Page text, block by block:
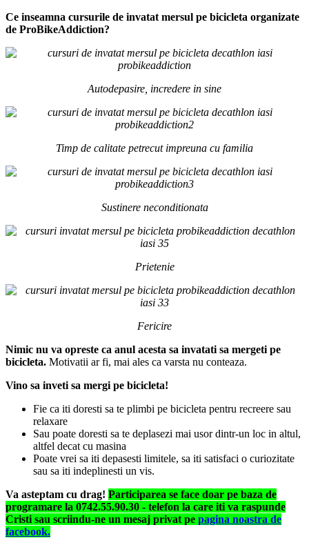
Ce inseamna cursurile de invatat mersul pe bicicleta organizate
de ProBikeAddiction?
Autodepasire, incredere in sine
Timp de calitate petrecut impreuna cu familia
Sustinere neconditionata
Prietenie
Fericire
Nimic nu va opreste ca anul acesta sa invatati sa mergeti pe
bicicleta. Motivatii ar fi, mai ales ca varsta nu conteaza.
Vino sa inveti sa mergi pe bicicleta!
Fie ca iti doresti sa te plimbi pe bicicleta pentru recreere sau
relaxare
Sau poate doresti sa te deplasezi mai usor dintr-un loc in altul,
altfel decat cu masina
Poate vrei sa iti depasesti limitele, sa iti satisfaci o curiozitate
sau sa iti indeplinesti un vis.
Va asteptam cu drag! Participarea se face doar pe baza de
programare la 0742.55.90.30 - telefon la care iti va raspunde
Cristi sau scriindu-ne un mesaj privat pe pagina noastra de
facebook.